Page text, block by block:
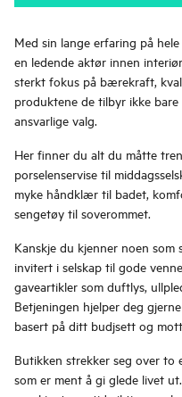
Med sin lange erfaring på
en ledende aktør innen
sterkt fokus på bærekraft,
produktene de tilbyr ikke
ansvarlige valg.
Her finner du alt du måtte
porselenservise til
myke håndklær til badet,
sengetøy til soverommet.
Kanskje du kjenner noen
invitert i selskap til gode
gaveartikler som duftlys,
Betjeningen hjelper deg
basert på ditt budjsett og
Butikken strekker seg over
som er ment å gi glede livet